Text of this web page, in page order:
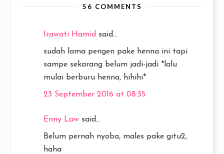
56 COMMENTS
Irawati Hamid said...
sudah lama pengen pake henna ini tapi
sampe sekarang belum jadi-jadi *lalu
mulai berburu henna, hihihi*
23 September 2016 at 08:35
Enny Law said...
Belum pernah nyoba, males pake gitu2,
haha